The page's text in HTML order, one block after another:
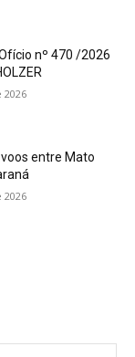
nº 470 /2026
2026
entre Mato
2026